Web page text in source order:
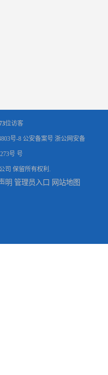
位访客
号-8 公安备案号 浙公网安备
号 号
司 保留所有权利.
明 管理员入口 网站地图